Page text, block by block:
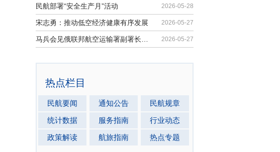
民航部署“安全生产月”活动 2026-05-28
宋志勇：推动低空经济健康有序发展 2026-05-27
2026-05-27
热点栏目
民航要闻 通知公告
民航规章
统计数据
服务指南
行业动态
政策解读
航旅指南 热点专题